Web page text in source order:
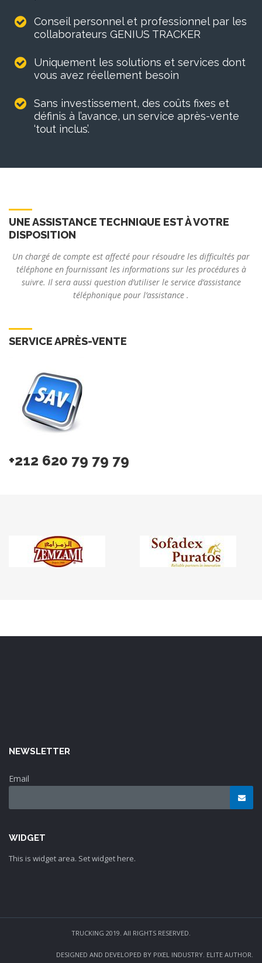
Conseil personnel et professionnel par les
collaborateurs GENIUS TRACKER
Uniquement les solutions et services dont
vous avez réellement besoin
Sans investissement, des coûts fixes et
définis à l’avance, un service après-vente
‘tout inclus’.
UNE ASSISTANCE TECHNIQUE EST À VOTRE
DISPOSITION
Un chargé de compte est affecté pour résoudre les difficultés par
téléphone en fournissant les informations sur les procédures à
suivre. Il sera aussi question d’utiliser le service d’assistance
téléphonique pour l’assistance .
SERVICE APRÈS-VENTE
+212 620 79 79 79
NEWSLETTER
Email
WIDGET
This is widget area. Set widget here.
TRUCKING 2019. All RIGHTS RESERVED.
DESIGNED AND DEVELOPED BY PIXEL INDUSTRY. ELITE AUTHOR.